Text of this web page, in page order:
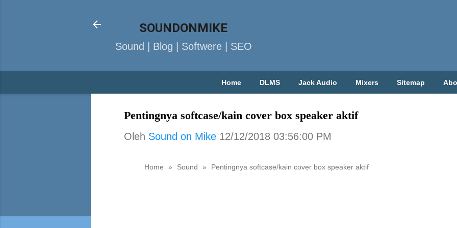
SOUNDONMIKE
Sound | Blog | Softwere | SEO
Home DLMS Jack Audio Mixers Sitemap
Pentingnya softcase/kain cover box speaker aktif
Oleh Sound on Mike 12/12/2018 03:56:00 PM
Home » Sound » Pentingnya softcase/kain cover box speaker aktif